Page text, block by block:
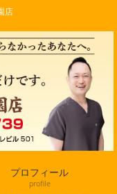
店
プロフィール
profile